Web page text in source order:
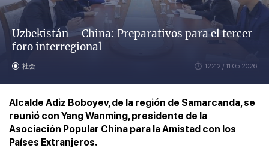
Uzbekistán – China: Preparativos para el tercer
foro interregional
社会 12:42 / 11.05.2026
Alcalde Adiz Boboyev, de la región de Samarcanda, se
reunió con Yang Wanming, presidente de la
Asociación Popular China para la Amistad con los
Países Extranjeros.